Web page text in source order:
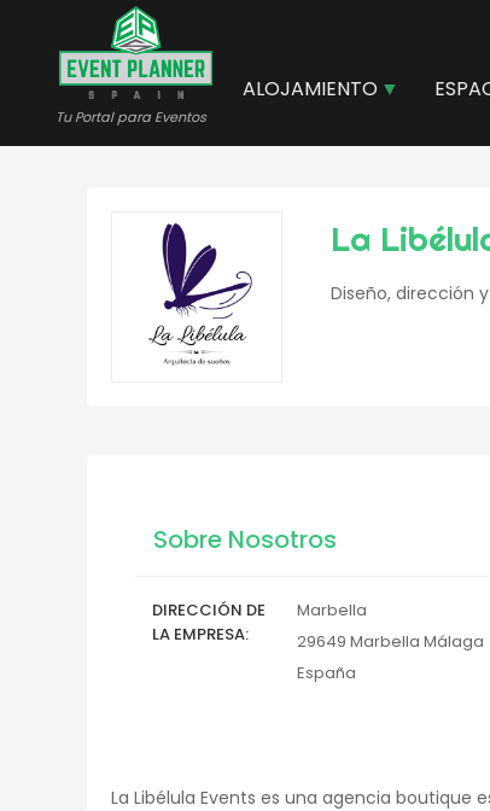
contenido
principal
Tu Portal para Eventos
ALOJAMIENTO
La
Diseño, dirección
Sobre Nosotros
DIRECCIÓN DE
LA EMPRESA
Marbella
29649 Marbella Málaga
España
La Libélula Events es una agencia